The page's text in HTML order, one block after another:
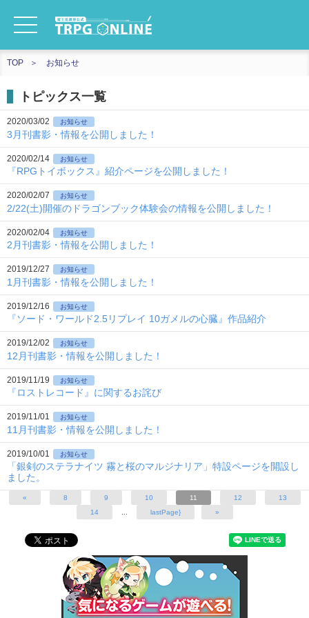
TOP お知らせ
トピックス一覧
2020/03/02 お知らせ
3月刊書影・情報を公開しました！
2020/02/14 お知らせ
『RPGトイボックス』紹介ページを公開しました！
2020/02/07 お知らせ
2/22(土)開催のドラゴンブック体験会の情報を公開しました！
2020/02/04 お知らせ
2月刊書影・情報を公開しました！
2019/12/27 お知らせ
1月刊書影・情報を公開しました！
2019/12/16 お知らせ
『ソード・ワールド2.5リプレイ 10ガメルの心臓』作品紹介
2019/12/02 お知らせ
12月刊書影・情報を公開しました！
2019/11/19 お知らせ
『ロストレコード』に関するお詫び
2019/11/01 お知らせ
11月刊書影・情報を公開しました！
2019/10/01 お知らせ
「銀剣のステラナイツ 霧と桜のマルジナリア」特設ページを開設し
ました。
« 8 9 10 11 12
13
14
lastPage} »